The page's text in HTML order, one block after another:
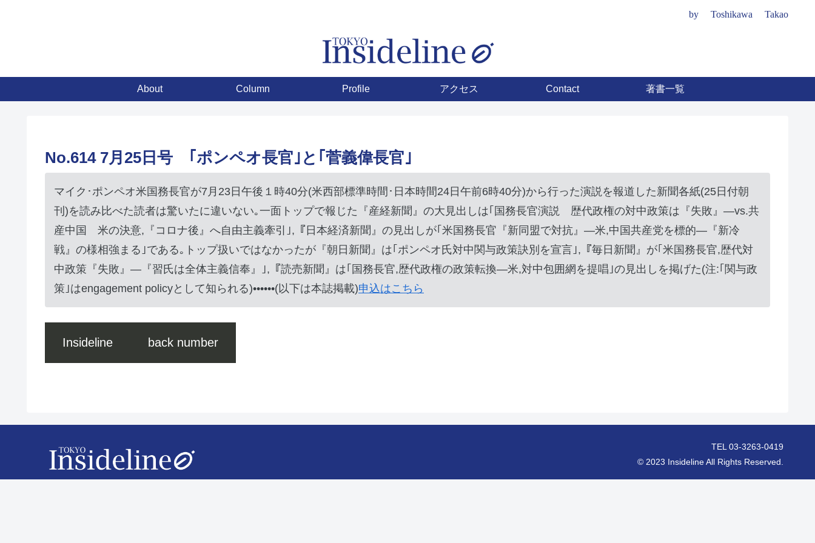
by Toshikawa Takao
About Column Profile アクセス Contact 著書一覧
No.614 7月25日号 ｢ポンペオ長官｣と｢菅義偉長官｣
マイク･ポンペオ米国務長官が7月23日午後１時40分(米西部標準時間･日本時間24日午前6時40分)から行った演説を報道した新聞各紙(25日付朝
刊)を読み比べた読者は驚いたに違いない｡一面トップで報じた『産経新聞』の大見出しは｢国務長官演説 歴代政権の対中政策は『失敗』―vs.共
産中国 米の決意,『コロナ後』へ自由主義牽引｣,『日本経済新聞』の見出しが｢米国務長官『新同盟で対抗』―米,中国共産党を標的―『新冷
戦』の様相強まる｣である｡トップ扱いではなかったが『朝日新聞』は｢ポンペオ氏対中関与政策訣別を宣言｣,『毎日新聞』が｢米国務長官,歴代対
中政策『失敗』―『習氏は全体主義信奉』｣,『読売新聞』は｢国務長官,歴代政権の政策転換―米,対中包囲網を提唱｣の見出しを掲げた(注:｢関与政
策｣はengagement policyとして知られる)••••••(以下は本誌掲載)申込はこちら
Insideline back number
TEL 03-3263-0419
© 2023 Insideline All Rights Reserved.